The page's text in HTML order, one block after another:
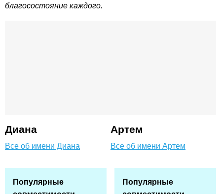
благосостояние каждого.
Диана
Все об имени Диана
Артем
Все об имени Артем
Популярные
Популярные